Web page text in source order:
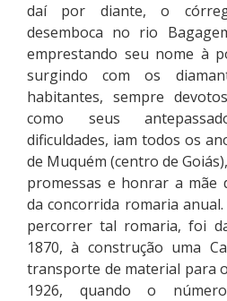
daí por diante, o
desemboca no rio
emprestando seu nome à
surgindo com os
habitantes, sempre
como seus
dificuldades, iam todos os
de Muquém (centro de
promessas e honrar a mãe
da concorrida romaria
percorrer tal romaria, foi
1870, à construção uma
transporte de material para
1926, quando o